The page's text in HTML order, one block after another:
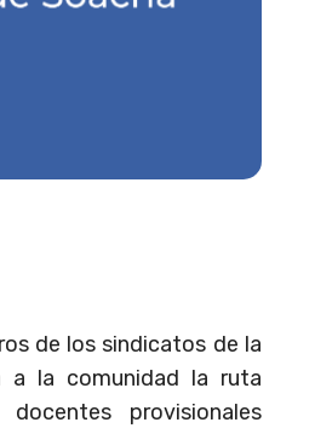
de los sindicatos de la
a la comunidad la ruta
provisionales